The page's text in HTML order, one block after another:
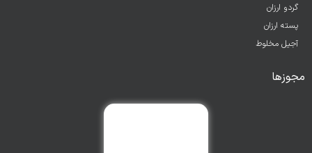
گردو ارزان
پسته ارزان
آجیل مخلوط
مجوزها